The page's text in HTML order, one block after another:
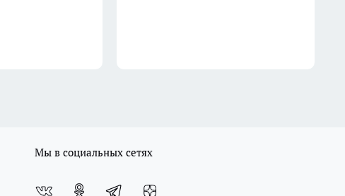
Мы в социальных сетях